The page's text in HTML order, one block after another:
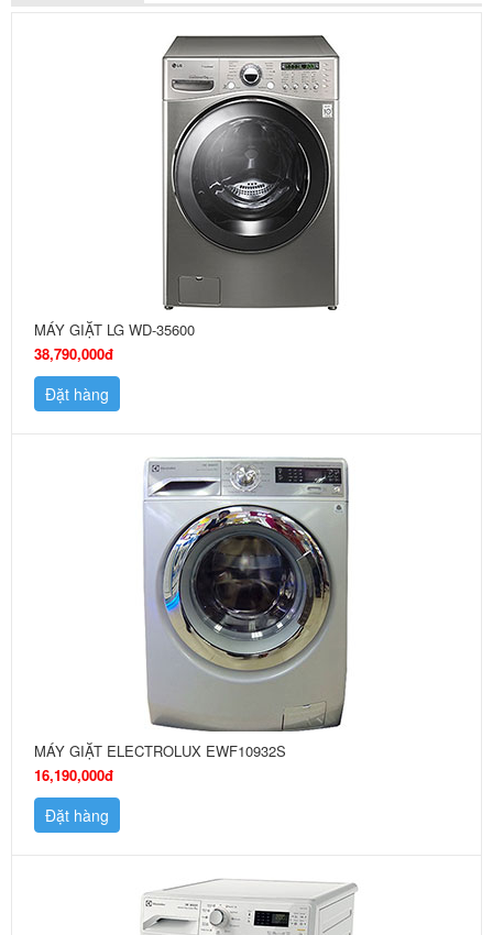
MÁY GIẶT LG WD-35600
38,790,000đ
Đặt hàng
MÁY GIẶT ELECTROLUX EWF10932S
16,190,000đ
Đặt hàng